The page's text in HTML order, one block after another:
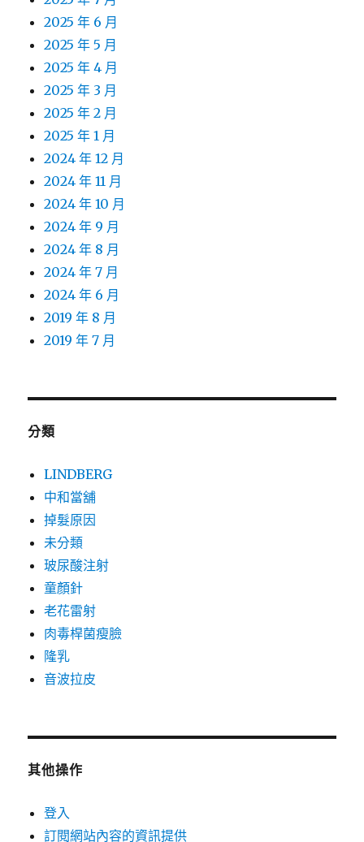
2025 年 6 月
2025 年 5 月
2025 年 4 月
2025 年 3 月
2025 年 2 月
2025 年 1 月
2024 年 12 月
2024 年 11 月
2024 年 10 月
2024 年 9 月
2024 年 8 月
2024 年 7 月
2024 年 6 月
2019 年 8 月
2019 年 7 月
分類
LINDBERG
中和當舖
掉髮原因
未分類
玻尿酸注射
童顏針
老花雷射
肉毒桿菌瘦臉
隆乳
音波拉皮
其他操作
登入
訂閱網站內容的資訊提供